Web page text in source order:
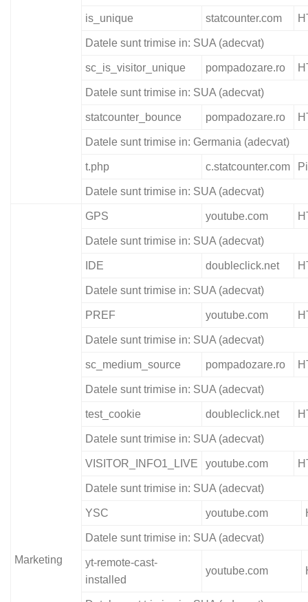
is_unique statcounter.com
Datele sunt trimise in: SUA (adecvat)
sc_is_visitor_unique pompadozare.ro
Datele sunt trimise in: SUA (adecvat)
statcounter_bounce pompadozare.ro
Datele sunt trimise in: Germania (adecvat)
t.php c.statcounter.com
Datele sunt trimise in: SUA (adecvat)
Marketing
GPS youtube.com
Datele sunt trimise in: SUA (adecvat)
IDE doubleclick.net
Datele sunt trimise in: SUA (adecvat)
PREF youtube.com
Datele sunt trimise in: SUA (adecvat)
sc_medium_source pompadozare.ro
Datele sunt trimise in: SUA (adecvat)
test_cookie doubleclick.net
Datele sunt trimise in: SUA (adecvat)
VISITOR_INFO1_LIVE youtube.com
Datele sunt trimise in: SUA (adecvat)
YSC youtube.com
Datele sunt trimise in: SUA (adecvat)
yt-remote-cast-
installed
youtube.com